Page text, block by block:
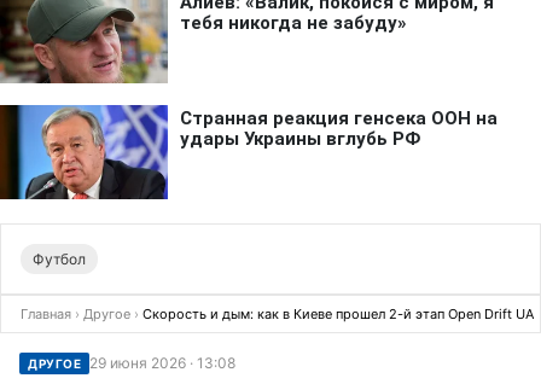
Футбол
Главная › Другое › Скорость и дым: как в Киеве прошел 2-й этап Open Drift UA
ДРУГОЕ 29 июня 2026 · 13:08